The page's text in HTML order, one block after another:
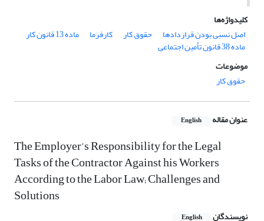
کلیدواژه‌ها
اصل نسبی بودن قراردادها
حقوق کار کارفرما ماده 13 قانون کار
ماده 38 قانون تأمین اجتماعی
موضوعات
حقوق کار
عنوان مقاله English
The Employer’s Responsibility for the Legal
Tasks of the Contractor Against his Workers
According to the Labor Law; Challenges and
Solutions
نویسندگان English